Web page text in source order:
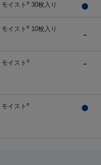
モイスト ® 30枚入り
モイスト ® 10枚入り
モイスト ®
モイスト ®